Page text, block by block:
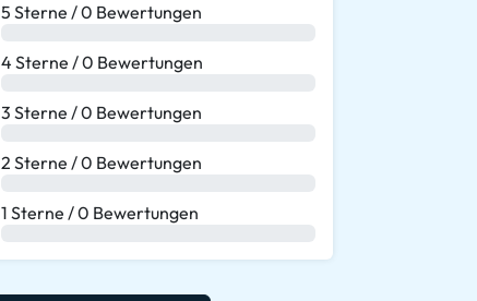
5 Sterne / 0 Bewertungen
4 Sterne / 0 Bewertungen
3 Sterne / 0 Bewertungen
2 Sterne / 0 Bewertungen
1 Sterne / 0 Bewertungen